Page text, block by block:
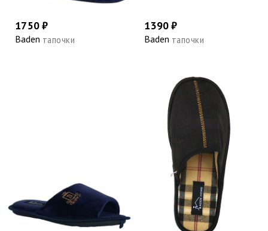
1750 ₽
Baden тапочки
1390 ₽
Baden тапочки